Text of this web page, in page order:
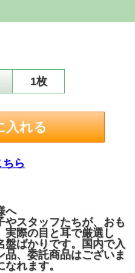
1枚
ちら
へ
やスタッフたちが、おも
実際の目と耳で厳選し
盤ばかりです。国内で入
、委託商品はございま
れます。